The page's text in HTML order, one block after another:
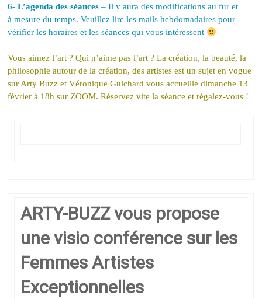
6- L’agenda des séances – Il y aura des modifications au fur et
àmesure du temps. Veuillez lire les mails hebdomadaires pour
vérifier les horaires et les séances qui vous intéressent
Vous aimez l’art ? Qui n’aime pas l’art ? La création, la beauté, la
philosophie autour de la création, des artistes est un sujet en vogue
sur Arty Buzz et Véronique Guichard vous accueille dimanche 13
février à 18h sur ZOOM. Réservez vite la séance et régalez-vous !
ARTY-BUZZ vous propose
une visio conférence sur les
Femmes Artistes
Exceptionnelles